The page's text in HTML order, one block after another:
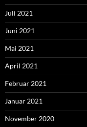
Juli 2021
Juni 2021
Mai 2021
April 2021
Februar 2021
Januar 2021
November 2020